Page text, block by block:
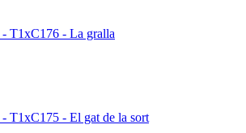
T1xC176 - La gralla
T1xC175 - El gat de la sort